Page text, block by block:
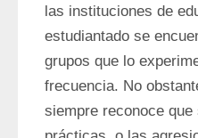
las instituciones de
estudiantado se
grupos que lo
frecuencia. No
siempre reconoce que